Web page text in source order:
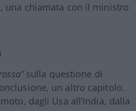
una chiamata con il ministro
sulla questione di
un altro capitolo.
dagli Usa all’India, dalla